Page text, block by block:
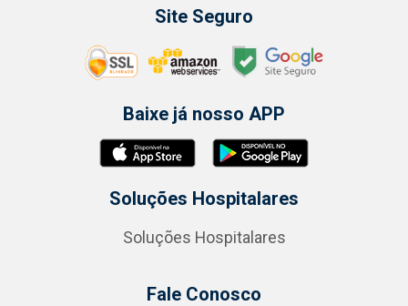
Site Seguro
Baixe já nosso APP
Soluções Hospitalares
Soluções Hospitalares
Fale Conosco